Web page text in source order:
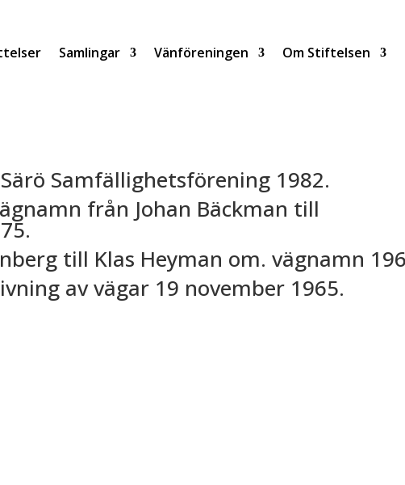
Samlingar Vänföreningen Om Stiftelsen
Samfällighetsförening 1982.
från Johan Bäckman till
till Klas Heyman om. vägnamn
av vägar 19 november 1965.